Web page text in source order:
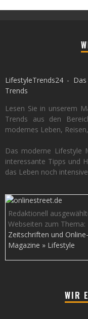
LifestyleTrends24 -
Trends
Lesen Sie in unserem
Trends aus den
modernes Leben,
Das moderne Lifestyle
interessante Tipps und
das Leben noch
Redaktionell
Webseiten zum Thema:
Zeitschriften und Online-
Magazine » Lifestyle
WIR